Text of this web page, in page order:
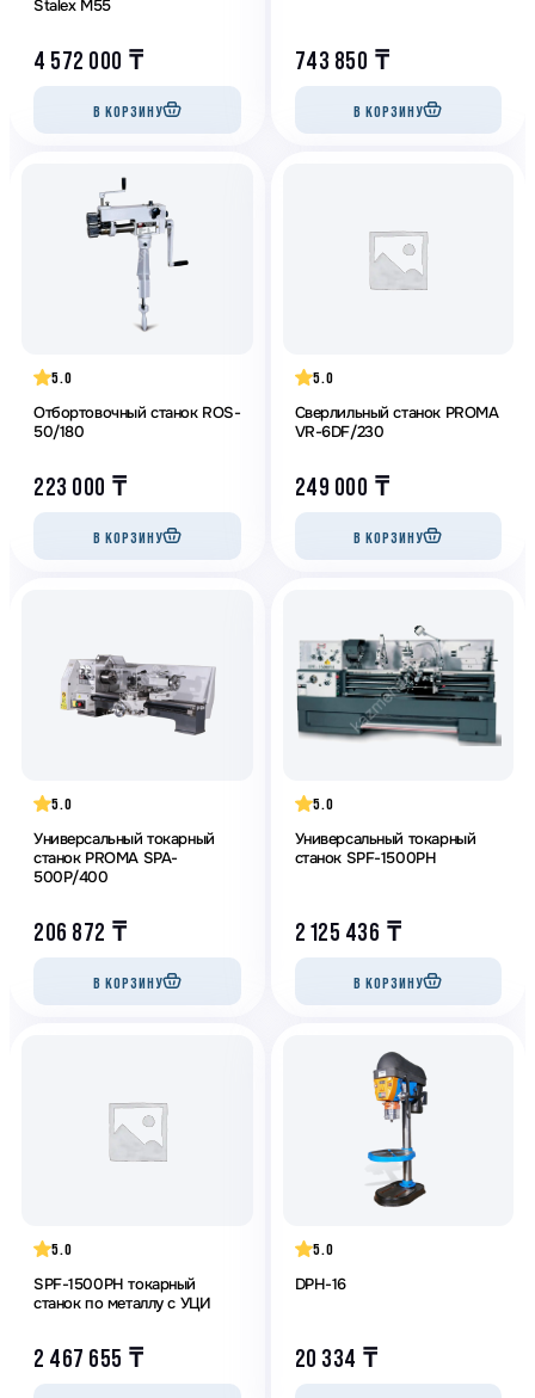
Stalex M55
4 572 000 ₸
В КОРЗИНУ
743 850 ₸
В КОРЗИНУ
5.0
Отбортовочный станок ROS-
50/180
223 000 ₸
В КОРЗИНУ
5.0
Сверлильный станок PROMA
VR-6DF/230
249 000 ₸
В КОРЗИНУ
5.0
Универсальный токарный
станок PROMA SPA-
500P/400
206 872 ₸
В КОРЗИНУ
5.0
Универсальный токарный
станок SPF-1500PH
2 125 436 ₸
В КОРЗИНУ
5.0
SPF-1500PH токарный
станок по металлу с УЦИ
2 467 655 ₸
5.0
DPH-16
20 334 ₸